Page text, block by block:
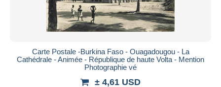
Carte Postale -Burkina Faso - Ouagadougou - La
Cathédrale - Animée - République de haute Volta - Mention
Photographie vé
± 4,61 USD